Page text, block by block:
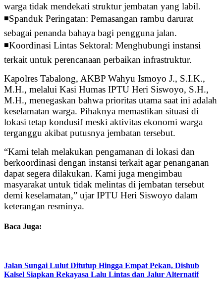
warga tidak mendekati struktur jembatan yang labil.
◾Spanduk Peringatan: Pemasangan rambu darurat
sebagai penanda bahaya bagi pengguna jalan.
◾Koordinasi Lintas Sektoral: Menghubungi instansi
terkait untuk perencanaan perbaikan infrastruktur.
Kapolres Tabalong, AKBP Wahyu Ismoyo J., S.I.K.,
M.H., melalui Kasi Humas IPTU Heri Siswoyo, S.H.,
M.H., menegaskan bahwa prioritas utama saat ini adalah
keselamatan warga. Pihaknya memastikan situasi di
lokasi tetap kondusif meski aktivitas ekonomi warga
terganggu akibat putusnya jembatan tersebut.
“Kami telah melakukan pengamanan di lokasi dan
berkoordinasi dengan instansi terkait agar penanganan
dapat segera dilakukan. Kami juga mengimbau
masyarakat untuk tidak melintas di jembatan tersebut
demi keselamatan,” ujar IPTU Heri Siswoyo dalam
keterangan resminya.
Baca Juga:
Jalan Sungai Lulut Ditutup Hingga Empat Pekan, Dishub
Kalsel Siapkan Rekayasa Lalu Lintas dan Jalur Alternatif